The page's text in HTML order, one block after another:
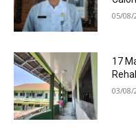
05/08/
17
03/08/